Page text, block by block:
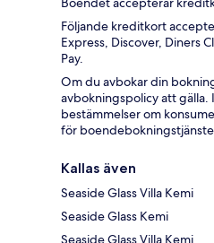
Följande kreditkort
Express, Discover, Diners
Pay.
Om du avbokar din
avbokningspolicy att gälla.
bestämmelser om
för
Kallas även
Seaside Glass Villa Kemi
Seaside Glass Kemi
Seaside Glass Villa Kemi